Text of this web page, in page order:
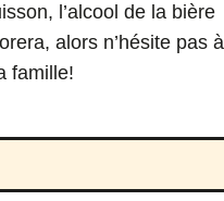
l’alcool de la bière
alors n’hésite pas
famille!